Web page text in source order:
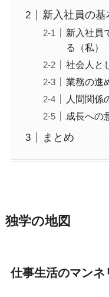
新入社員の
新入社員
る（私）
社会人と
業務の進
人間関係
成長への
まとめ
独学の地図
仕事生活のマンネ